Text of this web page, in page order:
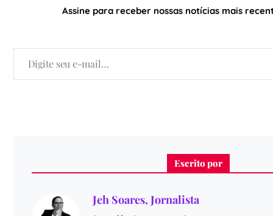
Assine para receber nossas notícias mais
Escrito por
Jeh Soares, Jornalista